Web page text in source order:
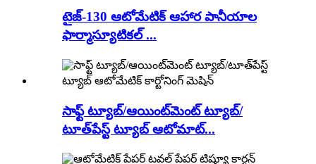
టైజ్-130 ఆటోమేటిక్ ఆహార పానీయాల
ఫార్మాస్యూటికల్ ...
సాఫ్ట్ ట్యూబ్/ఆయింట్‌మెంట్ ట్యూబ్/
టూత్‌పేస్ట్ ట్యూబ్ ఆటోమాట్...